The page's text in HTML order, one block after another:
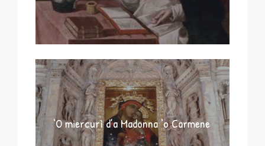
‘O miercurì d’a Madonna ‘o Carmene